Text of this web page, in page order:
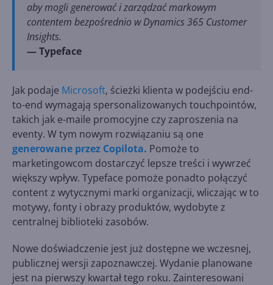
aby mogli generować i zarządzać markowym
contentem bezpośrednio w Dynamics 365 Customer
Insights.
— Typeface
Jak podaje Microsoft, ścieżki klienta w podejściu end-
to-end wymagają spersonalizowanych touchpointów,
takich jak e-maile promocyjne czy zaproszenia na
eventy. W tym nowym rozwiązaniu są one
generowane przez Copilota. Pomoże to
marketingowcom dostarczyć lepsze treści i wywrzeć
większy wpływ. Typeface pomoże ponadto połączyć
content z wytycznymi marki organizacji, wliczając w to
motywy, fonty i obrazy produktów, wydobyte z
centralnej biblioteki zasobów.
Nowe doświadczenie jest już dostępne we wczesnej,
publicznej wersji zapoznawczej. Wydanie planowane
jest na pierwszy kwartał tego roku. Zainteresowani